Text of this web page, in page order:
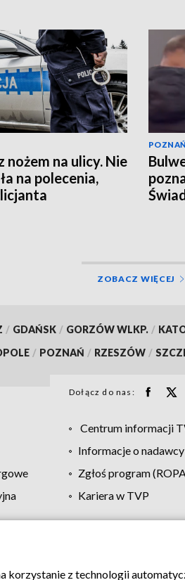
nożem na ulicy. Nie
na polecenia,
POZNAŃ
ZOBACZ WIĘCEJ
/ GDAŃSK / GORZÓW WLKP. /
/ POZNAŃ / RZESZÓW /
Dołącz do nas:
Centrum informacji
Informacje o nadawcy
Zgłoś program
Kariera w TVP
prywatności Moje zgody
z technologii